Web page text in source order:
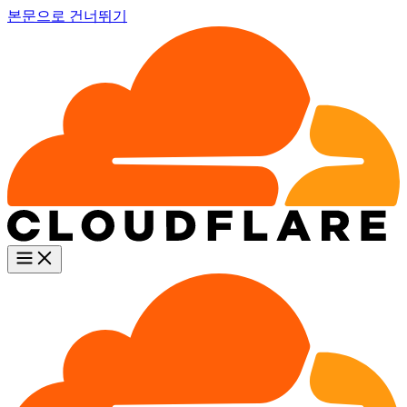
본문으로 건너뛰기